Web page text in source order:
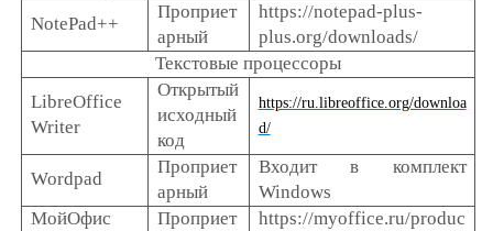
NotePad++
Проприет
арный
https://notepad-plus-
plus.org/downloads/
Текстовые процессоры
LibreOffice
Writer
Открытый
исходный
код
https://ru.libreoffice.org/downloa
d/
Wordpad
Проприет
арный
Входит в комплект
Windows
МойОфис
Проприет
https://myoffice.ru/produc